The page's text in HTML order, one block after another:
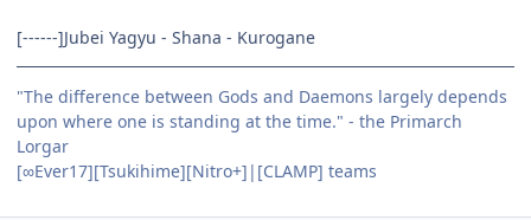
[------]Jubei Yagyu - Shana - Kurogane
"The difference between Gods and Daemons largely depends
upon where one is standing at the time." - the Primarch
Lorgar
[∞Ever17][Tsukihime][Nitro+]|[CLAMP] teams